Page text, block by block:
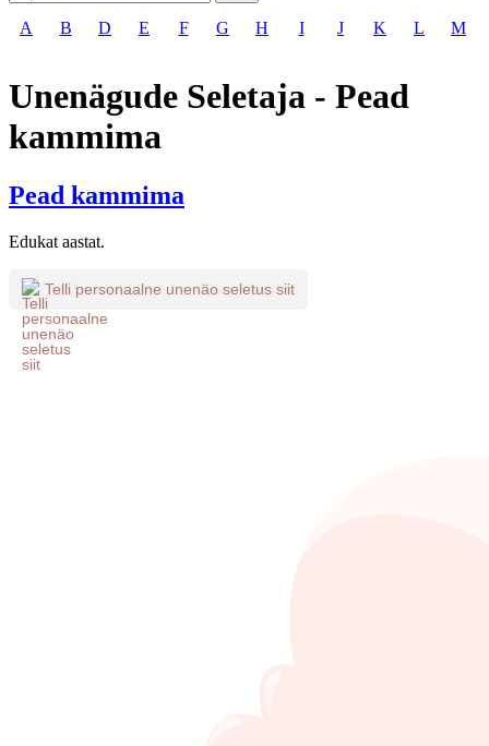
A B D E F G H I J K L M
Unenägude Seletaja - Pead
kammima
Pead kammima
Edukat aastat.
Telli personaalne unenäo seletus siit